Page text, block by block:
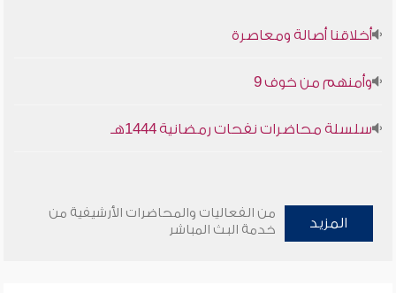
أخلاقنا أصالة ومعاصرة
وأمنهم من خوف 9
سلسلة محاضرات نفحات رمضانية 1444هـ
المزيد
من الفعاليات والمحاضرات الأرشيفية من
خدمة البث المباشر